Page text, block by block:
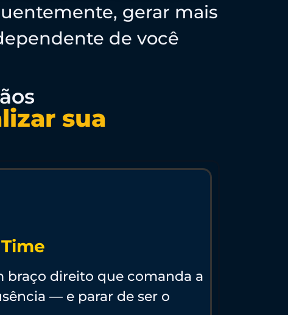
gerar mais
de você
sua
braço direito que comanda a
— e parar de ser o